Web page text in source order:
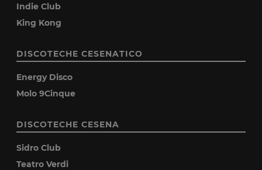
Indie Club
King Kong
DISCOTECHE CESENATICO
Energy Disco
Molo 9Cinque
DISCOTECHE CESENA
Sidro Club
Teatro Verdi